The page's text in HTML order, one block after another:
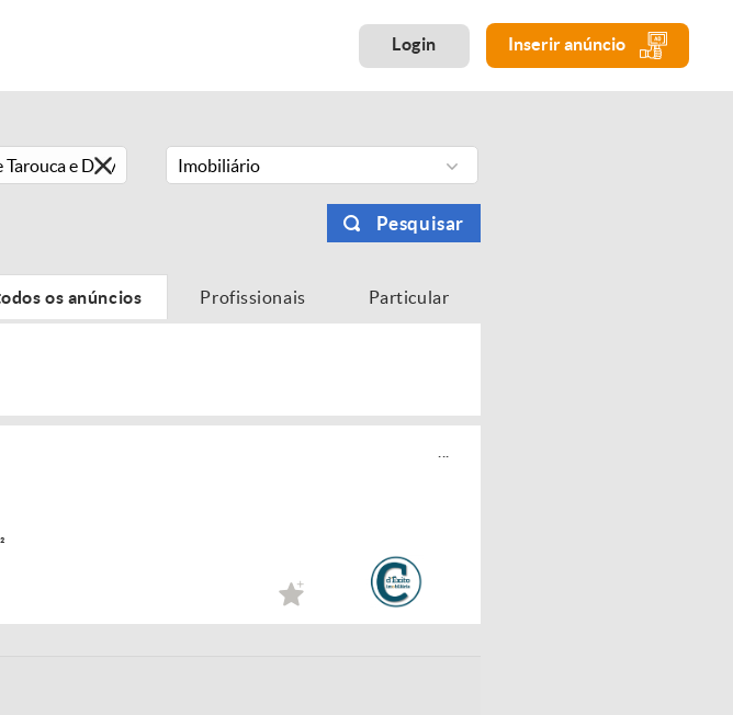
Login Inserir anúncio
Imobiliário
Pesquisar
os anúncios Profissionais Particular